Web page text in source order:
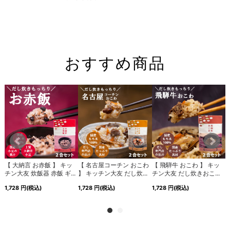
おすすめ商品
【 大納言 お赤飯 】 キッ
チン大友 炊飯器 赤飯 ギ...
1,728円(税込)
【 名古屋コーチン おこわ
】 キッチン大友 だし炊...
1,728 円(税込)
【 飛騨牛 おこわ 】 キッ
チン大友 だし炊きおこ...
1,728円(税込)